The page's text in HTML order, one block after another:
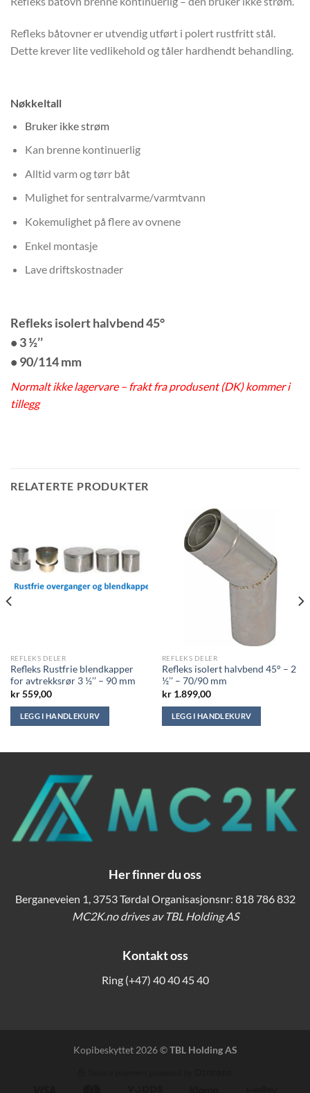
Refleks båtovner er utvendig utført i polert rustfritt stål.
Dette krever lite vedlikehold og tåler hardhendt behandling.
Nøkkeltall
Bruker ikke strøm
Kan brenne kontinuerlig
Alltid varm og tørr båt
Mulighet for sentralvarme/varmtvann
Kokemulighet på flere av ovnene
Enkel montasje
Lave driftskostnader
Refleks isolert halvbend 45°
• 3 ½’’
• 90/114 mm
Normalt ikke lagervare – frakt fra produsent (DK) kommer i
tillegg
RELATERTE PRODUKTER
REFLEKS DELER
Refleks Rustfrie blendkapper
for avtrekksrør 3 ½’’ – 90 mm
kr559,00
LEGG I HANDLEKURV
REFLEKS DELER
Refleks isolert halvbend 45° – 2
½’’ – 70/90 mm
kr1.899,00
LEGG I HANDLEKURV
Her finner du oss
Berganeveien 1, 3753 Tørdal Organisasjonsnr: 818 786 832
MC2K.no drives av TBL Holding AS
Kontakt oss
Ring (+47) 40 40 45 40
Kopibeskyttet 2026 ©TBL Holding AS